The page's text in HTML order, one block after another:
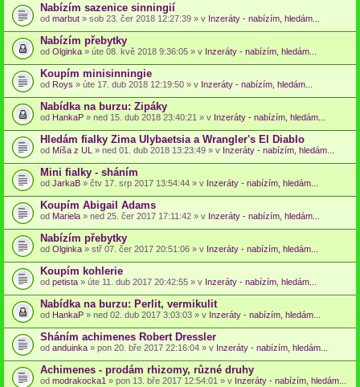
Nabízím sazenice sinningií
od marbut » sob 23. čer 2018 12:27:39 » v Inzeráty - nabízím, hledám...
Nabízím přebytky
od Olginka » úte 08. kvě 2018 9:36:05 » v Inzeráty - nabízím, hledám...
Koupím minisinningie
od Roys » úte 17. dub 2018 12:19:50 » v Inzeráty - nabízím, hledám...
Nabídka na burzu: Zipáky
od HankaP » ned 15. dub 2018 23:40:21 » v Inzeráty - nabízím, hledám...
Hledám fialky Zima Ulybaetsia a Wrangler's El Diablo
od Míša z UL » ned 01. dub 2018 13:23:49 » v Inzeráty - nabízím, hledám...
Mini fialky - sháním
od JarkaB » čtv 17. srp 2017 13:54:44 » v Inzeráty - nabízím, hledám...
Koupím Abigail Adams
od Mariela » ned 25. čer 2017 17:11:42 » v Inzeráty - nabízím, hledám...
Nabízím přebytky
od Olginka » stř 07. čer 2017 20:51:06 » v Inzeráty - nabízím, hledám...
Koupím kohlerie
od petista » úte 11. dub 2017 20:42:55 » v Inzeráty - nabízím, hledám...
Nabídka na burzu: Perlit, vermikulit
od HankaP » ned 02. dub 2017 3:03:03 » v Inzeráty - nabízím, hledám...
Sháním achimenes Robert Dressler
od anduinka » pon 20. bře 2017 22:16:04 » v Inzeráty - nabízím, hledám...
Achimenes - prodám rhizomy, různé druhy
od modrakocka1 » pon 13. bře 2017 12:54:01 » v Inzeráty - nabízím, hledám...